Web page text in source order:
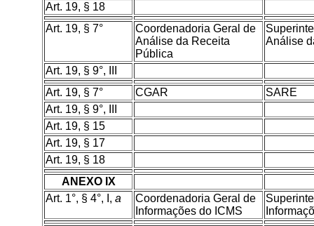
Art. 19, § 18
Art. 19, § 7°
Coordenadoria Geral de
Análise da Receita
Pública
Análise
Art. 19, § 9°, III
Art. 19, § 7°
CGAR
SARE
Art. 19, § 9°, III
Art. 19, § 15
Art. 19, § 17
Art. 19, § 18
ANEXO IX
Art. 1°, § 4°, I, a
Coordenadoria Geral de
Informações do ICMS